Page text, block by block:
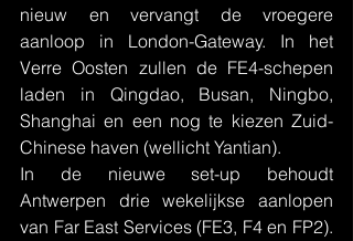
nieuw en vervangt de vroegere
aanloop in London-Gateway. In het
Verre Oosten zullen de FE4-schepen
laden in Qingdao, Busan, Ningbo,
Shanghai en een nog te kiezen Zuid-
Chinese haven (wellicht Yantian).
In de nieuwe set-up behoudt
Antwerpen drie wekelijkse aanlopen
van Far East Services (FE3, F4 en FP2).